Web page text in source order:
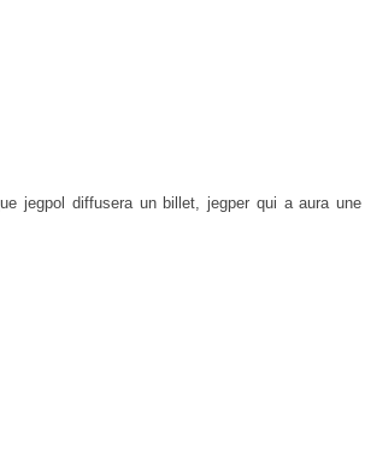
jegpol diffusera un billet, jegper qui a aura une